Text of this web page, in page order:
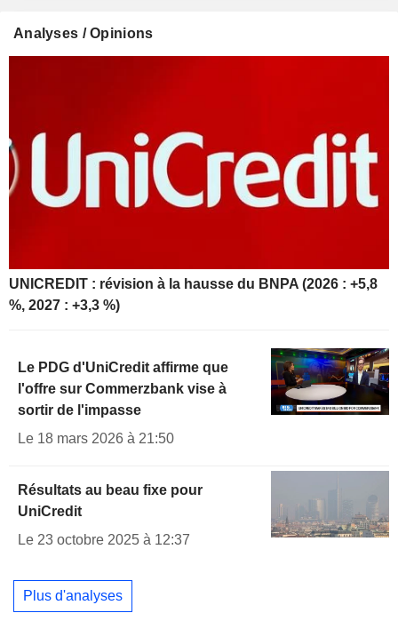
Analyses / Opinions
UNICREDIT : révision à la hausse du BNPA (2026 : +5,8
%, 2027 : +3,3 %)
Le PDG d'UniCredit affirme que
l'offre sur Commerzbank vise à
sortir de l'impasse
Le 18 mars 2026 à 21:50
Résultats au beau fixe pour
UniCredit
Le 23 octobre 2025 à 12:37
Plus d'analyses